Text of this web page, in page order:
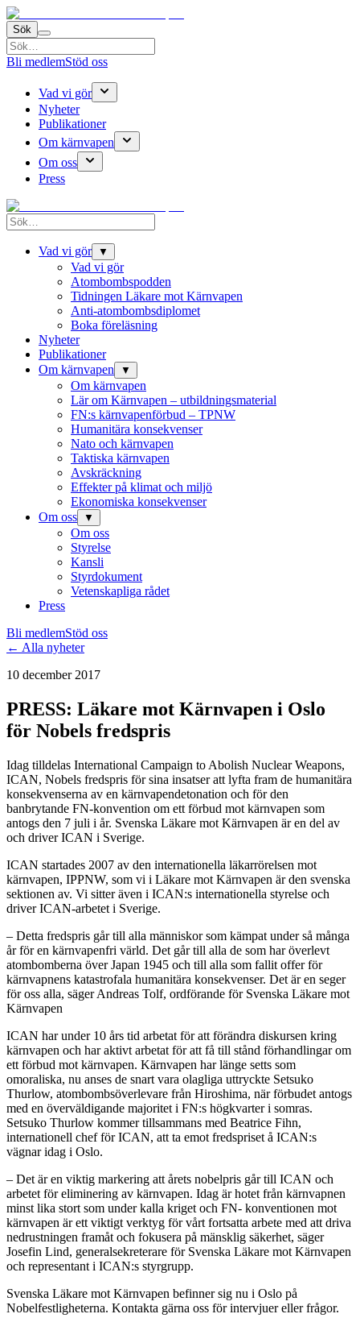
Sök
Bli medlemStöd oss
Vad vi gör
Nyheter
Publikationer
Om kärnvapen
Om oss
Press
Vad vi gör ▼
Vad vi gör
Atombombspodden
Tidningen Läkare mot Kärnvapen
Anti-atombombsdiplomet
Boka föreläsning
Nyheter
Publikationer
Om kärnvapen
▼
Om kärnvapen
Lär om Kärnvapen – utbildningsmaterial
FN:s kärnvapenförbud – TPNW
Humanitära konsekvenser
Nato och kärnvapen
Taktiska kärnvapen
Avskräckning
Effekter på klimat och miljö
Ekonomiska konsekvenser
Om oss
▼
Om oss
Styrelse
Kansli
Styrdokument
Vetenskapliga rådet
Press
Bli medlemStöd oss
← Alla nyheter
10 december 2017
PRESS: Läkare mot Kärnvapen i Oslo
för Nobels fredspris
Idag tilldelas International Campaign to Abolish Nuclear Weapons,
ICAN, Nobels fredspris för sina insatser att lyfta fram de humanitära
konsekvenserna av en kärnvapendetonation och för den
banbrytande FN-konvention om ett förbud mot kärnvapen som
antogs den 7 juli i år. Svenska Läkare mot Kärnvapen är en del av
och driver ICAN i Sverige.
ICAN startades 2007 av den internationella läkarrörelsen mot
kärnvapen, IPPNW, som vi i Läkare mot Kärnvapen är den svenska
sektionen av. Vi sitter även i ICAN:s internationella styrelse och
driver ICAN-arbetet i Sverige.
– Detta fredspris går till alla människor som kämpat under så många
år för en kärnvapenfri värld. Det går till alla de som har överlevt
atombomberna över Japan 1945 och till alla som fallit offer för
kärnvapnens katastrofala humanitära konsekvenser. Det är en seger
för oss alla, säger Andreas Tolf, ordförande för Svenska Läkare mot
Kärnvapen
ICAN har under 10 års tid arbetat för att förändra diskursen kring
kärnvapen och har aktivt arbetat för att få till stånd förhandlingar om
ett förbud mot kärnvapen. Kärnvapen har länge setts som
omoraliska, nu anses de snart vara olagliga uttryckte Setsuko
Thurlow, atombombsöverlevare från Hiroshima, när förbudet antogs
med en överväldigande majoritet i FN:s högkvarter i somras.
Setsuko Thurlow kommer tillsammans med Beatrice Fihn,
internationell chef för ICAN, att ta emot fredspriset å ICAN:s
vägnar idag i Oslo.
– Det är en viktig markering att årets nobelpris går till ICAN och
arbetet för eliminering av kärnvapen. Idag är hotet från kärnvapnen
minst lika stort som under kalla kriget och FN- konventionen mot
kärnvapen är ett viktigt verktyg för vårt fortsatta arbete med att driva
nedrustningen framåt och fokusera på mänsklig säkerhet, säger
Josefin Lind, generalsekreterare för Svenska Läkare mot Kärnvapen
och representant i ICAN:s styrgrupp.
Svenska Läkare mot Kärnvapen befinner sig nu i Oslo på
Nobelfestligheterna. Kontakta gärna oss för intervjuer eller frågor.